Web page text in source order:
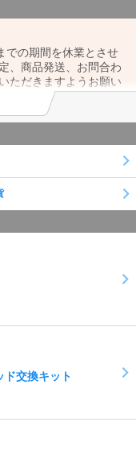
での期間を休業とさせ
、商品発送、お問合わ
ただきますようお願い
て◆
注文の対策として、 ク
の確認のお電話を行う
ないようお願いしま
ではお電話での対応を
ただきますようお願い
ド交換キット